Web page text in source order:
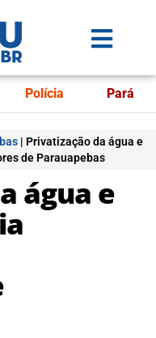
Polícia Pará
| Privatização da água e
de Parauapebas
água e